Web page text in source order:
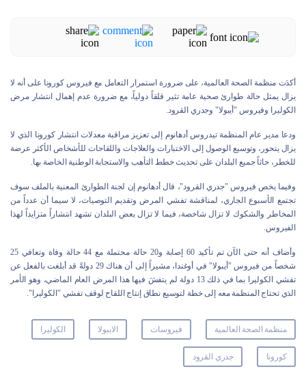
أكدَت منظمة الصحة العالمية، على ضرورة استمرار التعامل مع فيروس كورونا على أنه لا
يزال يمثل حالة طوارئ صحية عامة تثير قلقاً دولياً، مع ضرورة عدم إهمال انتشار مرض
الكوليرا وفيروس "أيبولا" وجدري القرود.
ودعا مدير عام المنظمة تيدروس أدهانوم إلى تعزيز مراقبة معدلات انتشار كورونا الذي لا
يزال يتحور، وتوسيع الوصول إلى الاختبارات والعلاجات واللقاحات للأشخاص الأكثر عرضة
للخطر، حاثاً جميع البلدان على تحديث خطط التأهب والاستجابة الوطنية الخاصة بها.
وفيما يخص فيروس "جدري القرود"، قال أدهانوم إن لجنة الطوارئ المعنية بالملف سوف
تجتمع الأسبوع الجاري، لمناقشة تفشي المرض وتقديم التوصيات، لا سيما أن عدداً من
المخاطر والشكوك لا تزال شاخصة، فيما لا تزال بعض البلدان تشهد انتشاراً متزايداً لهذا
الفيروس.
وأضاف أنه حتى الآن تم تأكيد 60 إصابة و20 حالة محتملة مع 44 حالة وفاة وتعافي 25
شخصاً من فيروس "أيبولا" في أوغندا، مشيراً إلى أن هناك 29 دولةً قد أبلغت بالفعل عن
تفشي الكوليرا بما في ذلك 13 دولة لم يتفشَ فيها هذا المرض العام الماضي، وهو الأمر
الذي تحتاج المنظمة معه إلى خطة لتوسيع نطاق إنتاج اللقاح لوقف تفشي "الكوليرا".
منظمة الصحة العالمية فيروسات الايبولا الكوليرا
كورونا جدري القرود